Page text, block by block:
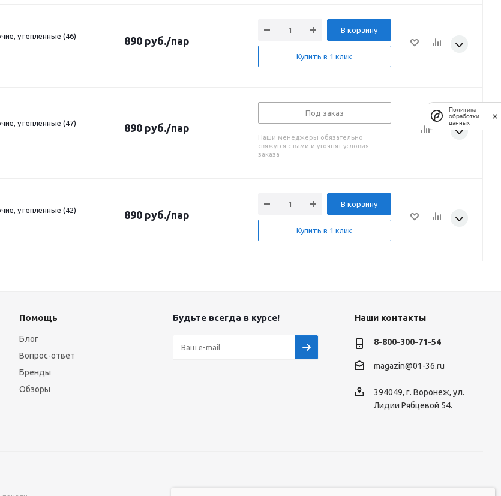
утепленные (46) 890 руб./пар
В корзину
Купить в 1 клик
утепленные (47) 890 руб./пар
Под заказ
Наши менеджеры обязательно
свяжутся с вами и уточнят условия
заказа
утепленные (42) 890 руб./пар
В корзину
Купить в 1 клик
Помощь
Блог
Вопрос-ответ
Бренды
Обзоры
Будьте всегда в курсе! Наши контакты
8-800-300-71-54
magazin@01-36.ru
394049, г. Воронеж, ул.
Лидии Рябцевой 54.
Политика
обработки
данных